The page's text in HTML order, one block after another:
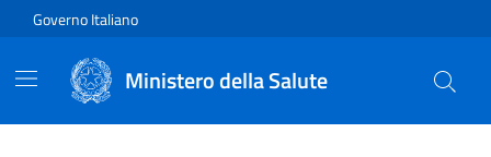
Vai direttamente al contenuto
Governo Italiano
Ministero della Salute